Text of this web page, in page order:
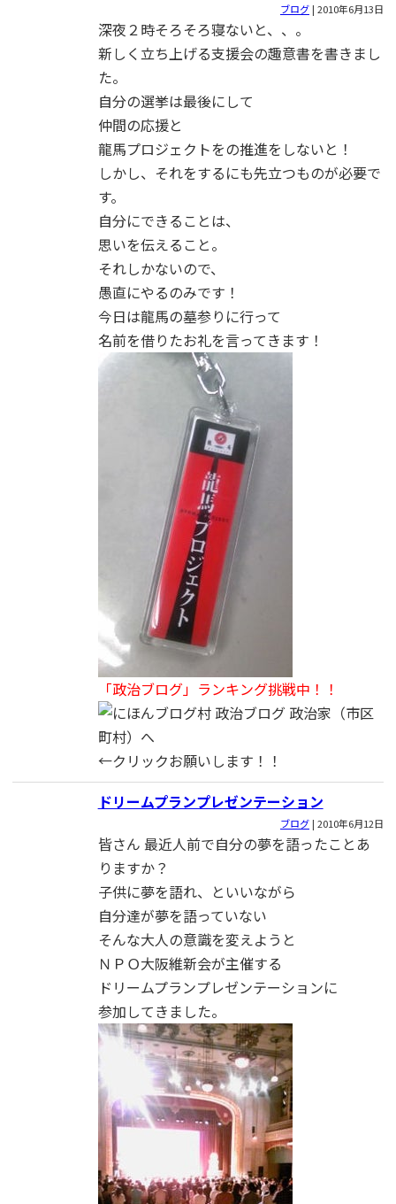
ブログ | 2010年6月13日
深夜２時そろそろ寝ないと、、。
新しく立ち上げる支援会の趣意書を書きまし
た。
自分の選挙は最後にして
仲間の応援と
龍馬プロジェクトをの推進をしないと！
しかし、それをするにも先立つものが必要で
す。
自分にできることは、
思いを伝えること。
それしかないので、
愚直にやるのみです！
今日は龍馬の墓参りに行って
名前を借りたお礼を言ってきます！
「政治ブログ」ランキング挑戦中！！
←クリックお願いします！！
ドリームプランプレゼンテーション
ブログ | 2010年6月12日
皆さん 最近人前で自分の夢を語ったことあ
りますか？
子供に夢を語れ、といいながら
自分達が夢を語っていない
そんな大人の意識を変えようと
ＮＰＯ大阪維新会が主催する
ドリームプランプレゼンテーションに
参加してきました。